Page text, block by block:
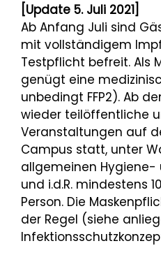
[Update 5. Juli 2021]
Ab Anfang Juli sind
mit vollständigem
Testpflicht befreit. Als
genügt eine
unbedingt FFP2). Ab
wieder teilöffentliche
Veranstaltungen auf
Campus statt, unter
allgemeinen Hygiene-
und i.d.R. mindestens
Person. Die
der Regel (siehe